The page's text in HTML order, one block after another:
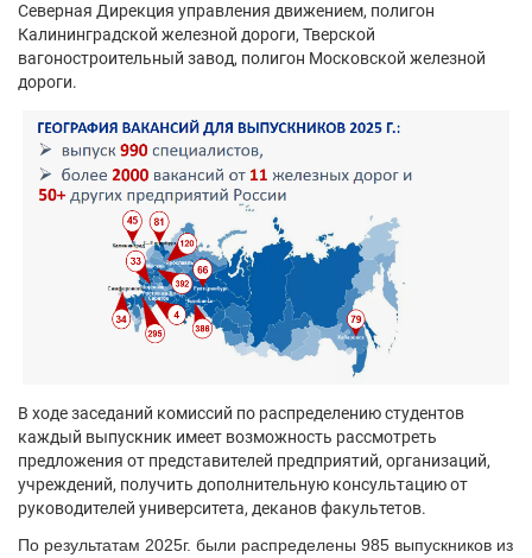
Северная Дирекция управления движением, полигон
Калининградской железной дороги, Тверской
вагоностроительный завод, полигон Московской железной
дороги.
В ходе заседаний комиссий по распределению студентов
каждый выпускник имеет возможность рассмотреть
предложения от представителей предприятий, организаций,
учреждений, получить дополнительную консультацию от
руководителей университета, деканов факультетов.
По результатам 2025г. были распределены 985 выпускников из